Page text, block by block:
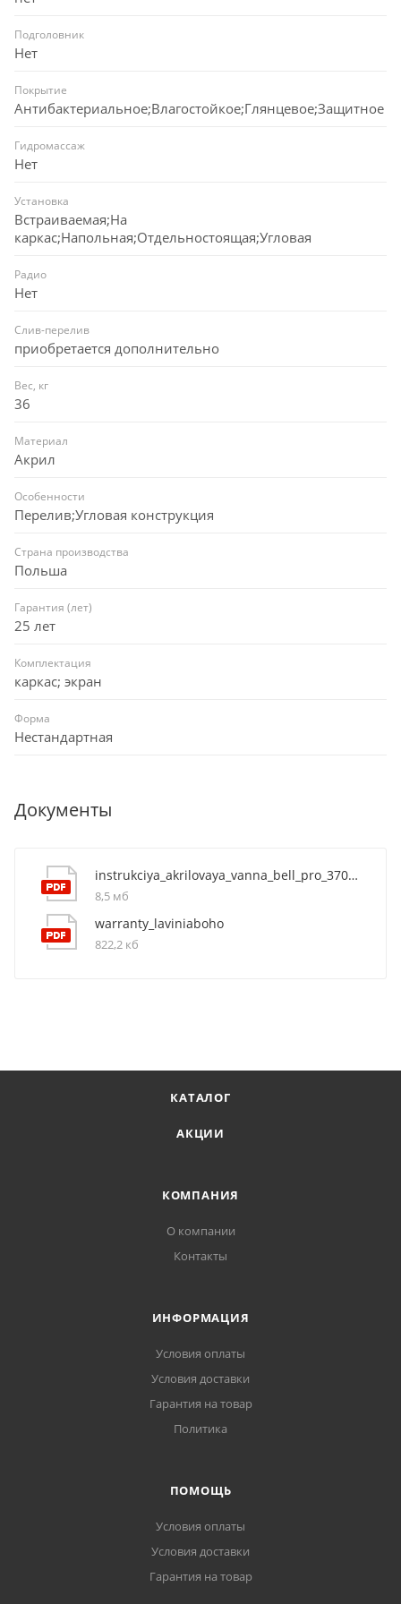
Подголовник
Нет
Покрытие
Антибактериальное;Влагостойкое;Глянцевое;Защитное
Гидромассаж
Нет
Установка
Встраиваемая;На
каркас;Напольная;Отдельностоящая;Угловая
Радио
Нет
Слив-перелив
приобретается дополнительно
Вес, кг
36
Материал
Акрил
Особенности
Перелив;Угловая конструкция
Страна производства
Польша
Гарантия (лет)
25 лет
Комплектация
каркас; экран
Форма
Нестандартная
Документы
instrukciya_akrilovaya_vanna_bell_pro_3702160l
8,5 мб
warranty_laviniaboho
822,2 кб
КАТАЛОГ
АКЦИИ
КОМПАНИЯ
О компании
Контакты
ИНФОРМАЦИЯ
Условия оплаты
Условия доставки
Гарантия на товар
Политика
ПОМОЩЬ
Условия оплаты
Условия доставки
Гарантия на товар